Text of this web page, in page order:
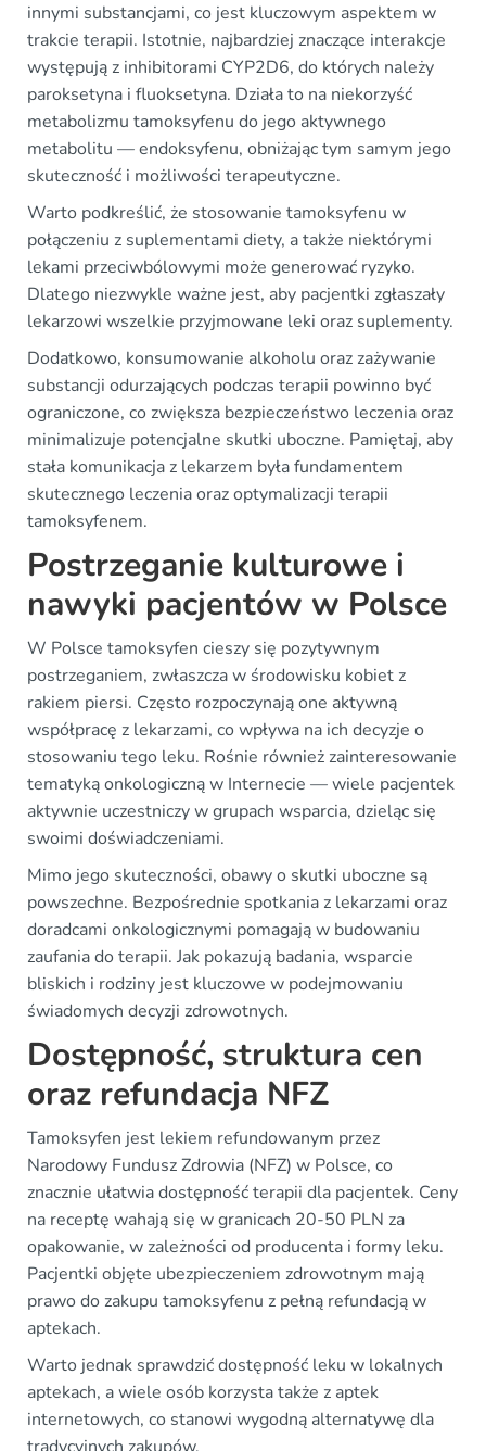
innymi substancjami, co jest kluczowym aspektem w
trakcie terapii. Istotnie, najbardziej znaczące interakcje
występują z inhibitorami CYP2D6, do których należy
paroksetyna i fluoksetyna. Działa to na niekorzyść
metabolizmu tamoksyfenu do jego aktywnego
metabolitu — endoksyfenu, obniżając tym samym jego
skuteczność i możliwości terapeutyczne.
Warto podkreślić, że stosowanie tamoksyfenu w
połączeniu z suplementami diety, a także niektórymi
lekami przeciwbólowymi może generować ryzyko.
Dlatego niezwykle ważne jest, aby pacjentki zgłaszały
lekarzowi wszelkie przyjmowane leki oraz suplementy.
Dodatkowo, konsumowanie alkoholu oraz zażywanie
substancji odurzających podczas terapii powinno być
ograniczone, co zwiększa bezpieczeństwo leczenia oraz
minimalizuje potencjalne skutki uboczne. Pamiętaj, aby
stała komunikacja z lekarzem była fundamentem
skutecznego leczenia oraz optymalizacji terapii
tamoksyfenem.
Postrzeganie kulturowe i
nawyki pacjentów w Polsce
W Polsce tamoksyfen cieszy się pozytywnym
postrzeganiem, zwłaszcza w środowisku kobiet z
rakiem piersi. Często rozpoczynają one aktywną
współpracę z lekarzami, co wpływa na ich decyzje o
stosowaniu tego leku. Rośnie również zainteresowanie
tematyką onkologiczną w Internecie — wiele pacjentek
aktywnie uczestniczy w grupach wsparcia, dzieląc się
swoimi doświadczeniami.
Mimo jego skuteczności, obawy o skutki uboczne są
powszechne. Bezpośrednie spotkania z lekarzami oraz
doradcami onkologicznymi pomagają w budowaniu
zaufania do terapii. Jak pokazują badania, wsparcie
bliskich i rodziny jest kluczowe w podejmowaniu
świadomych decyzji zdrowotnych.
Dostępność, struktura cen
oraz refundacja NFZ
Tamoksyfen jest lekiem refundowanym przez
Narodowy Fundusz Zdrowia (NFZ) w Polsce, co
znacznie ułatwia dostępność terapii dla pacjentek. Ceny
na receptę wahają się w granicach 20-50 PLN za
opakowanie, w zależności od producenta i formy leku.
Pacjentki objęte ubezpieczeniem zdrowotnym mają
prawo do zakupu tamoksyfenu z pełną refundacją w
aptekach.
Warto jednak sprawdzić dostępność leku w lokalnych
aptekach, a wiele osób korzysta także z aptek
internetowych, co stanowi wygodną alternatywę dla